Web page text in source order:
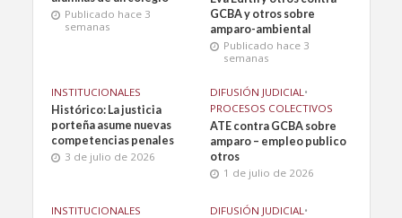
Publicado hace 3
semanas
GCBA y otros sobre
amparo-ambiental
Publicado hace 3
semanas
INSTITUCIONALES
Histórico: La justicia
porteña asume nuevas
competencias penales
3 de julio de 2026
DIFUSIÓN JUDICIAL •
PROCESOS COLECTIVOS
ATE contra GCBA sobre
amparo – empleo publico
otros
1 de julio de 2026
INSTITUCIONALES
DIFUSIÓN JUDICIAL •